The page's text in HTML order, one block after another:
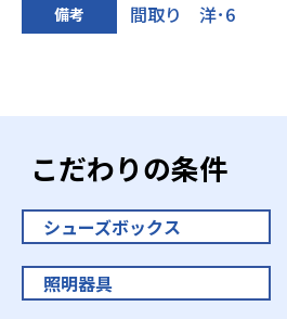
備考 間取り 洋･6
こだわりの条件
シューズボックス
照明器具